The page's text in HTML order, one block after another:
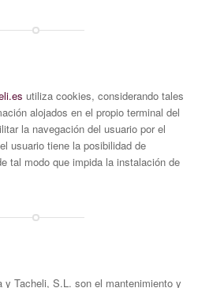
utiliza cookies, considerando tales
alojados en el propio terminal del
la navegación del usuario por el
usuario tiene la posibilidad de
tal modo que impida la instalación de
y Tacheli, S.L. son el mantenimiento y